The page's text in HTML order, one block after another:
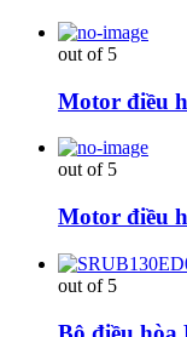
out of 5
Motor điều
out of 5
Motor điều
out of 5